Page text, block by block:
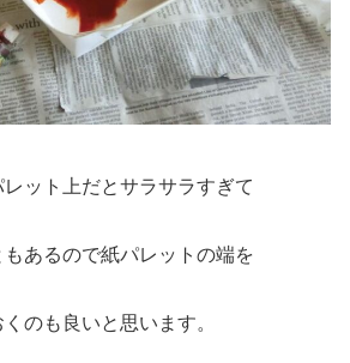
ット上だとサラサラすぎて
あるので紙パレットの端を
のも良いと思います。